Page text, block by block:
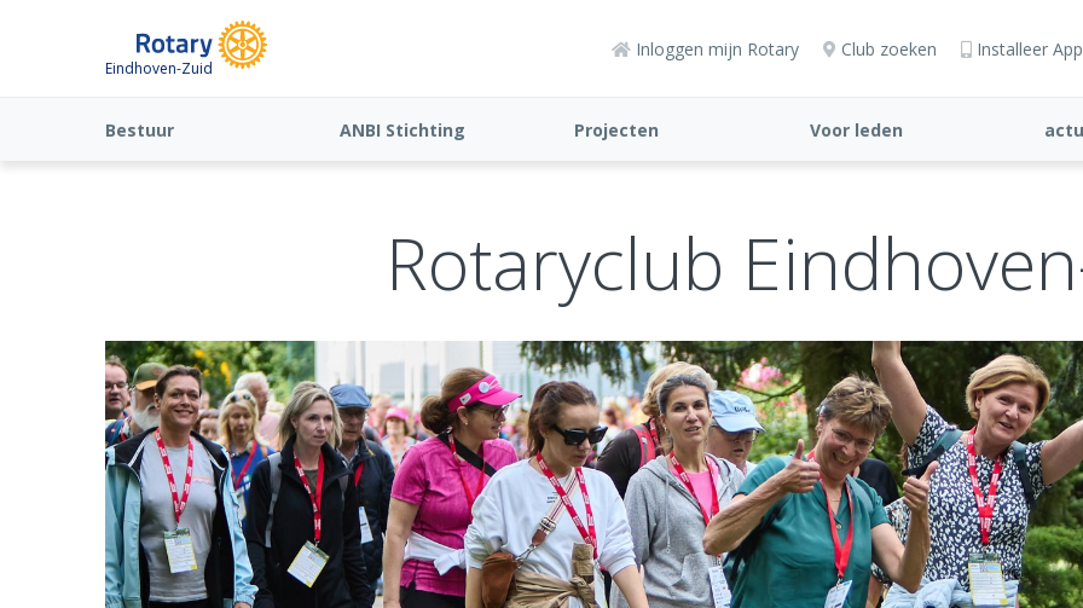
Eindhoven-Zuid
Inloggen mijn Rotary Club zoeken Installeer App
Bestuur ANBI Stichting Projecten Voor leden
Rotaryclub